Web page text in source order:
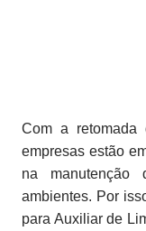
Com a retomada
empresas estão
na
ambientes. Por
para Auxiliar de